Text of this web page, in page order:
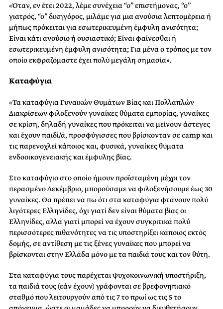
«Όταν, εν έτει 2022, λέμε συνέχεια “ο” επιστήμονας, “ο”
γιατρός, “ο” δικηγόρος, μιλάμε για μια ανούσια λεπτομέρεια ή
μήπως πρόκειται για εσωτερικευμένη έμφυλη ανισότητα;
Είναι κάτι ανούσιο ή ουσιαστικό; Είναι φαίνεσθαι ή
εσωτερικευμένη έμφυλη ανισότητα; Για μένα ο τρόπος με τον
οποίο εκφραζόμαστε έχει πολύ μεγάλη σημασία».
Καταφύγια
«Τα καταφύγια Γυναικών Θυμάτων Βίας και Πολλαπλών
Διακρίσεων φιλοξενούν γυναίκες θύματα εμπορίας, γυναίκες
σε κρίση, δηλαδή γυναίκες που πρόκειται να μείνουν άστεγες
και έχουν παιδί/ά, προσφύγισσες που βρίσκονταν σε camp και
τις παρενοχλεί κάποιος και, φυσικά, γυναίκες θύματα
ενδοοικογενειακής και έμφυλης βίας.
Στο καταφύγιο στο οποίο ήμουν προϊσταμένη μέχρι τον
περασμένο Δεκέμβριο, μπορούσαμε να φιλοξενήσουμε έως 30
γυναίκες. Θα πρέπει να πω ότι στα καταφύγια φτάνουν πολύ
λιγότερες Ελληνίδες, όχι γιατί δεν είναι θύματα βίας οι
Ελληνίδες, αλλά γιατί μπορεί να έχουν συγκριτικά πολύ
περισσότερες πιθανότητες να τις υποστηρίξει κάποιος εκτός
δομής, σε αντίθεση με τις ξένες γυναίκες που μπορεί να
βρίσκονται στην Ελλάδα μόνο με τα παιδιά τους και τον θύτη.
Στα καταφύγια τους παρέχεται ψυχοκοινωνική υποστήριξη,
τα παιδιά τους (εάν έχουν) γράφονται σε βρεφονηπιακό
σταθμό που λειτουργούν από τις 7 το πρωί ως τις 5 το